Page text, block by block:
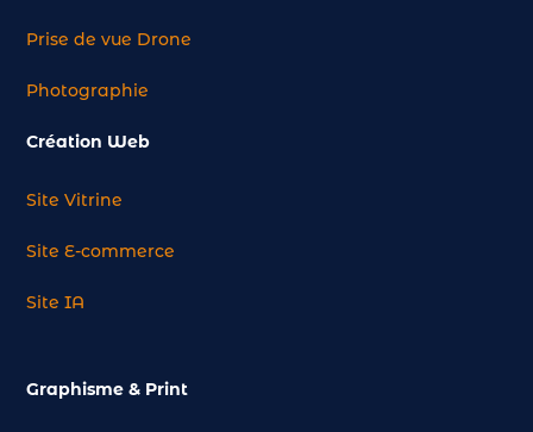
Prise de vue Drone
Photographie
Création Web
Site Vitrine
Site E-commerce
Site IA
Graphisme & Print